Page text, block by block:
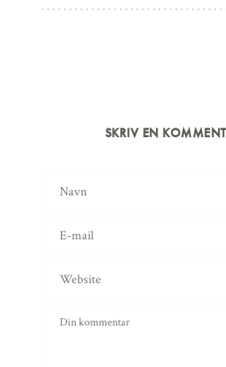
SKRIV EN